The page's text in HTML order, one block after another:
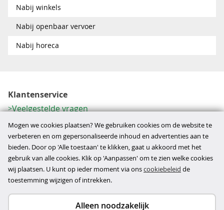
Nabij winkels
Nabij openbaar vervoer
Nabij horeca
Klantenservice
Veelgestelde vragen
Contactformulier
Herroeping
Over ons
Bedrijfsgegevens
Werkwijze
Mogen we cookies plaatsen? We gebruiken cookies om de website te
verbeteren en om gepersonaliseerde inhoud en advertenties aan te
bieden. Door op 'Alle toestaan' te klikken, gaat u akkoord met het
gebruik van alle cookies. Klik op 'Aanpassen' om te zien welke cookies
wij plaatsen. U kunt op ieder moment via onscookiebeleid de
toestemming wijzigen of intrekken.
Alleen noodzakelijk